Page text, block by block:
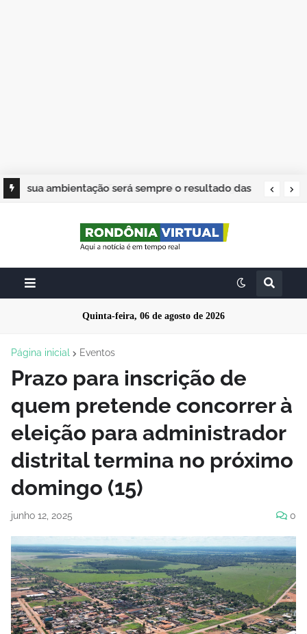
sua ambientação será sempre o resultado das
Quinta-feira, 06 de agosto de 2026
Página inicial Eventos
Prazo para inscrição de
quem pretende concorrer à
eleição para administrador
distrital termina no próximo
domingo (15)
junho 12, 2025 0